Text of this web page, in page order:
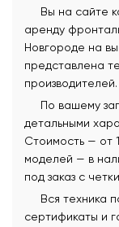
Вы на сайте
аренду
Новгороде на
представлена
производителей.
По вашему
детальными
Стоимость — от
моделей — в
под заказ с
Вся техника
сертификаты и